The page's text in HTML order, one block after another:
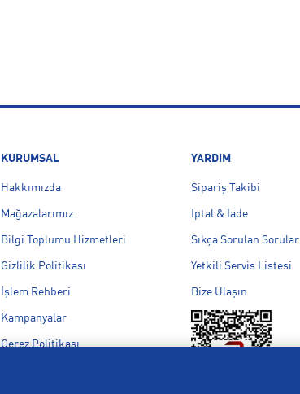
KURUMSAL
Hakkımızda
Mağazalarımız
Bilgi Toplumu Hizmetleri
Gizlilik Politikası
İşlem Rehberi
Kampanyalar
Çerez Politikası
YARDIM
Sipariş Takibi
İptal & İade
Sıkça Sorulan Sorular
Yetkili Servis Listesi
Bize Ulaşın